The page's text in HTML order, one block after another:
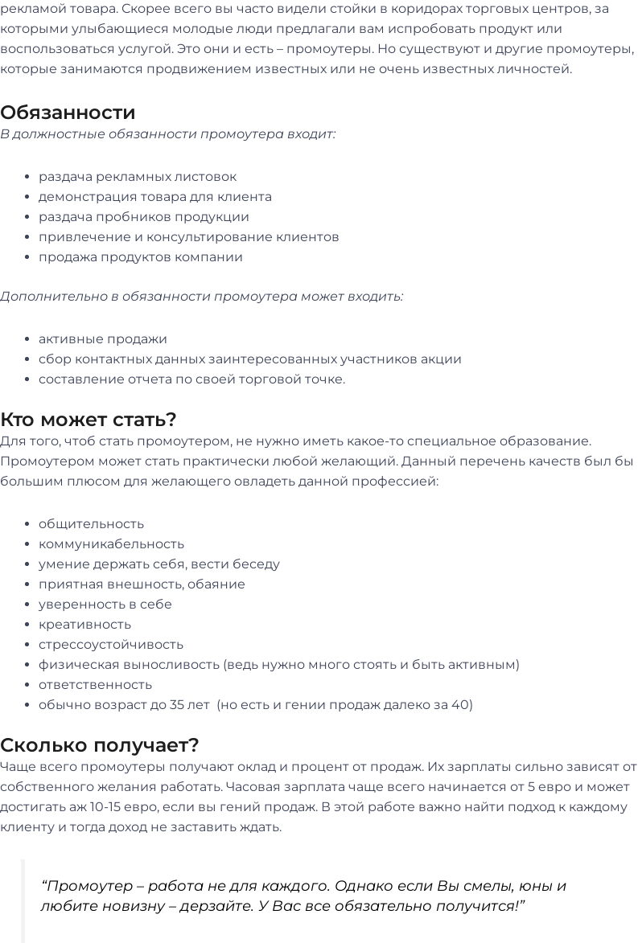
рекламой товара. Скорее всего вы часто видели стойки в коридорах торговых центров, за
которыми улыбающиеся молодые люди предлагали вам испробовать продукт или
воспользоваться услугой. Это они и есть – промоутеры. Но существуют и другие промоутеры,
которые занимаются продвижением известных или не очень известных личностей.
Обязанности
В должностные обязанности промоутера входит:
раздача рекламных листовок
демонстрация товара для клиента
раздача пробников продукции
привлечение и консультирование клиентов
продажа продуктов компании
Дополнительно в обязанности промоутера может входить:
активные продажи
сбор контактных данных заинтересованных участников акции
составление отчета по своей торговой точке.
Кто может стать?
Для того, чтоб стать промоутером, не нужно иметь какое-то специальное образование.
Промоутером может стать практически любой желающий. Данный перечень качеств был бы
большим плюсом для желающего овладеть данной профессией:
общительность
коммуникабельность
умение держать себя, вести беседу
приятная внешность, обаяние
уверенность в себе
креативность
стрессоустойчивость
физическая выносливость (ведь нужно много стоять и быть активным)
ответственность
обычно возраст до 35 лет (но есть и гении продаж далеко за 40)
Сколько получает?
Чаще всего промоутеры получают оклад и процент от продаж. Их зарплаты сильно зависят от
собственного желания работать. Часовая зарплата чаще всего начинается от 5 евро и может
достигать аж 10-15 евро, если вы гений продаж. В этой работе важно найти подход к каждому
клиенту и тогда доход не заставить ждать.
“Промоутер – работа не для каждого. Однако если Вы смелы, юны и
любите новизну – дерзайте. У Вас все обязательно получится!”